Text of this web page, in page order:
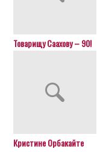
Товарищу Саахову – 90!
Кристине Орбакайте